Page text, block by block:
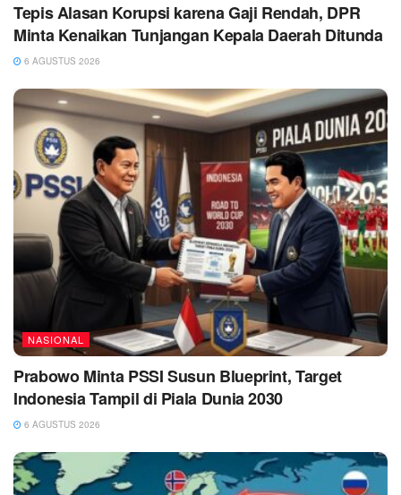
Tepis Alasan Korupsi karena Gaji Rendah, DPR
Minta Kenaikan Tunjangan Kepala Daerah Ditunda
6 AGUSTUS 2026
NASIONAL
Prabowo Minta PSSI Susun Blueprint, Target
Indonesia Tampil di Piala Dunia 2030
6 AGUSTUS 2026